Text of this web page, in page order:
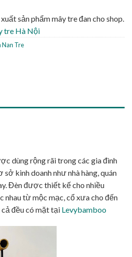
sản phẩm mây tre đan cho shop.
tre Hà Nội
Nan Tre
dùng rộng rãi trong các gia đình
kinh doanh như nhà hàng, quán
Đèn được thiết kế cho nhiều
nhau từ mộc mạc, cổ xưa cho đến
đều có mặt tại Levybamboo